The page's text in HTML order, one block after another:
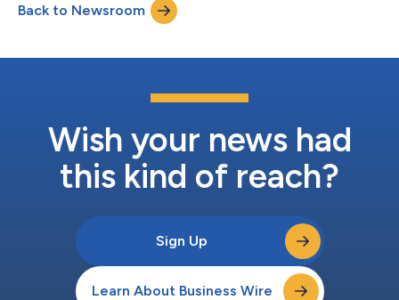
Back to Newsroom
Wish your news had
this kind of reach?
Sign Up
Learn About Business Wire